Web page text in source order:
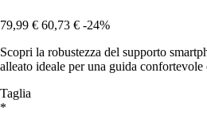
79,99 € 60,73 € -24%
Scopri la robustezza del supporto
alleato ideale per una guida confortevole
Taglia
*